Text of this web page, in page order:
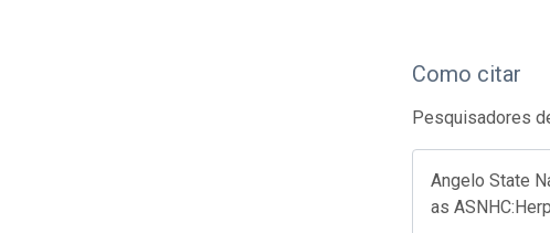
Como citar
Pesquisadores
Angelo State
as